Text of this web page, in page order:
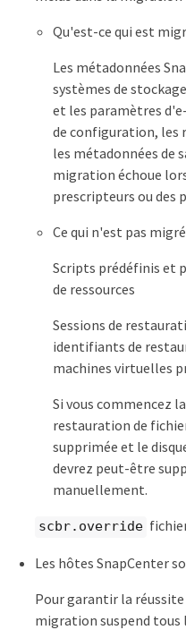
Qu'est-ce qui est
Les métadonnées
systèmes de
et les paramètres
de configuration, les
les métadonnées de
migration échoue
prescripteurs ou des
Ce qui n'est pas migré
Scripts prédéfinis et
de ressources
Sessions de
identifiants de
machines virtuelles
Si vous commencez
restauration de
supprimée et le
devrez peut-être
manuellement.
scbr.override
Les hôtes SnapCenter
Pour garantir la
migration suspend tous